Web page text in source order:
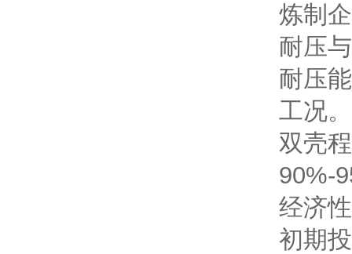
炼制
耐压
耐压
工况。
双壳
90%-
经济
初期